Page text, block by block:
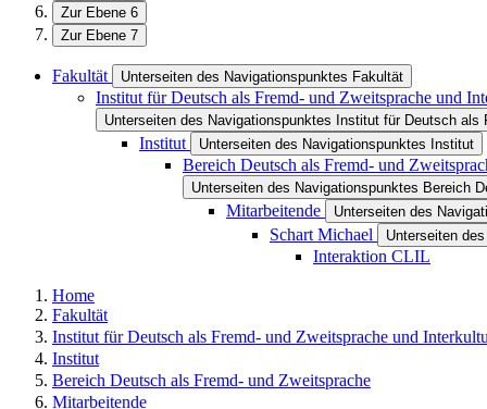
Zur Ebene 6
Zur Ebene 7
Fakultät Unterseiten des Navigationspunktes Fakultät
Institut für Deutsch als Fremd- und Zweitsprache und
Unterseiten des Navigationspunktes Institut für Deutsch
Institut Unterseiten des Navigationspunktes Institut
Bereich Deutsch als Fremd- und
Unterseiten des Navigationspunktes Bereich
Mitarbeitende Unterseiten des
Schart Michael Unterseiten
Interaktion CLIL
Home
Fakultät
Institut für Deutsch als Fremd- und Zweitsprache und
Institut
Bereich Deutsch als Fremd- und Zweitsprache
Mitarbeitende